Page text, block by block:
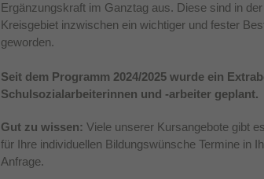
Ergänzungskraft im Ganztag aus. Diese sind in
Kreisgebiet inzwischen ein wichtiger und fester
geworden.
Seit dem Programm 2024/2025 wurde ein
Schulsozialarbeiterinnen und -arbeiter geplant.
Gut zu wissen: Viele unserer Kursangebote gibt
für Ihre individuellen Bildungswünsche Termine in
Anfrage.
Zweck